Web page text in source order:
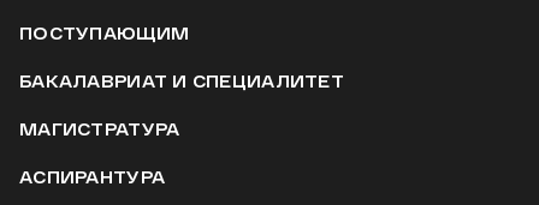
ПОСТУПАЮЩИМ
БАКАЛАВРИАТ И СПЕЦИАЛИТЕТ
МАГИСТРАТУРА
АСПИРАНТУРА